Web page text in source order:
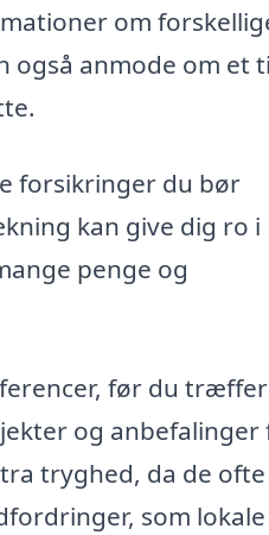
om
også anmode om et
forsikringer du bør
kan give dig ro i
penge og
før du
og anbefalinger
tryghed, da de
som lokale